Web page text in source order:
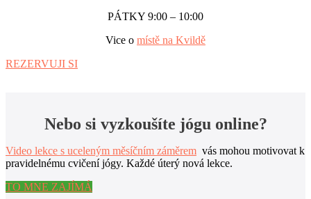
PÁTKY 9:00 – 10:00
Vice o místě na Kvildě
REZERVUJI SI
Nebo si vyzkoušíte jógu online?
Video lekce s uceleným měsíčním záměrem vás mohou motivovat k
pravidelnému cvičení jógy. Každé úterý nová lekce.
TO MNE ZAJÍMÁ